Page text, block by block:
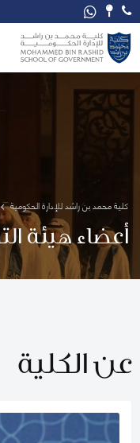
كلية محمد بن راشد للإدارة الحكومية
أعضاء هيئة
عن الكلية